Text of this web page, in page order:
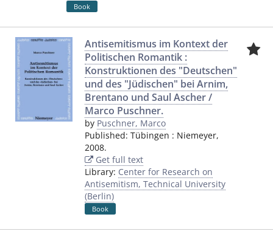
Book
Antisemitismus im Kontext der
Politischen Romantik :
Konstruktionen des "Deutschen"
und des "Jüdischen" bei Arnim,
Brentano und Saul Ascher /
Marco Puschner.
by Puschner, Marco
Published: Tübingen : Niemeyer,
2008.
Get full text
Library: Center for Research on
Antisemitism, Technical University
(Berlin)
Book